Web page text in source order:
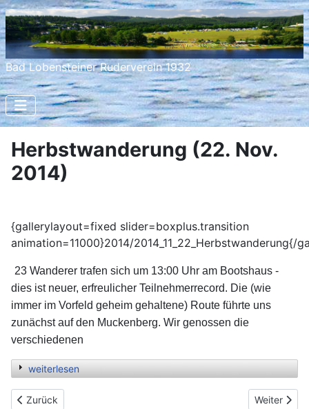
Bad Lobensteiner Ruderverein 1932
Herbstwanderung (22. Nov.
2014)
{gallerylayout=fixed slider=boxplus.transition
animation=11000}2014/2014_11_22_Herbstwanderung{/
23 Wanderer trafen sich um 13:00 Uhr am Bootshaus -
dies ist neuer, erfreulicher Teilnehmerrecord. Die (wie
immer im Vorfeld geheim gehaltene) Route führte uns
zunächst auf den Muckenberg. Wir genossen die
verschiedenen
weiterlesen
Previous article: Adventswochenende Rabenberg (Dez. 2014)
Zurück Next
Weiter